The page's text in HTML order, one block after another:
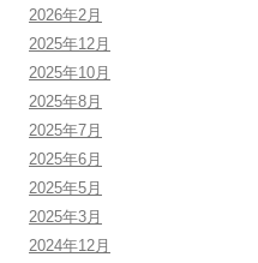
2026年2月
2025年12月
2025年10月
2025年8月
2025年7月
2025年6月
2025年5月
2025年3月
2024年12月